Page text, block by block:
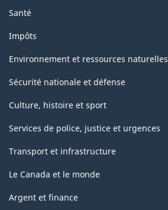
Santé
Impôts
Environnement et ressources naturelles
Sécurité nationale et défense
Culture, histoire et sport
Services de police, justice et urgences
Transport et infrastructure
Le Canada et le monde
Argent et finance